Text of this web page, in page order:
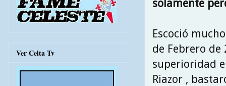
solamente
Escoció
de Febrero de
superioridad
Riazor ,
Ver Celta Tv